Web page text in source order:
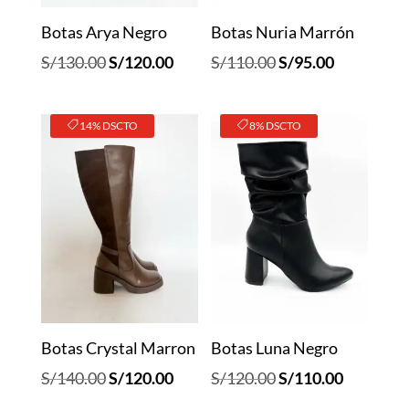
Botas Arya Negro
S/130.00El
original
era:
S/130.00.
S/120.00El
S/120.00.
Botas Nuria Marrón
S/110.00El
original
era:
S/110.00.
S/95.00El
14% DSCTO
Botas Crystal Marron
S/140.00El
S/120.00El
8% DSCTO
Botas Luna Negro
S/120.00El
S/110.00El